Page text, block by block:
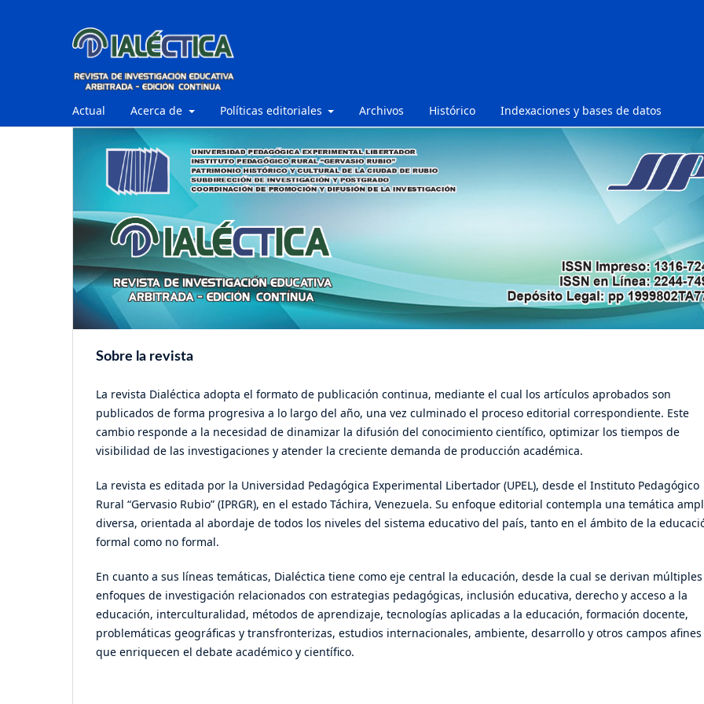
Actual Acerca de Políticas editoriales Archivos Histórico Indexaciones y bases de datos
Sobre la revista
La revista Dialéctica adopta el formato de publicación continua, mediante el cual los artículos aprobados son
publicados de forma progresiva a lo largo del año, una vez culminado el proceso editorial correspondiente. Este
cambio responde a la necesidad de dinamizar la difusión del conocimiento científico, optimizar los tiempos de
visibilidad de las investigaciones y atender la creciente demanda de producción académica.
La revista es editada por la Universidad Pedagógica Experimental Libertador (UPEL), desde el Instituto Pedagógico
Rural “Gervasio Rubio” (IPRGR), en el estado Táchira, Venezuela. Su enfoque editorial contempla una temática
diversa, orientada al abordaje de todos los niveles del sistema educativo del país, tanto en el ámbito de la
formal como no formal.
En cuanto a sus líneas temáticas, Dialéctica tiene como eje central la educación, desde la cual se derivan múltiples
enfoques de investigación relacionados con estrategias pedagógicas, inclusión educativa, derecho y acceso a la
educación, interculturalidad, métodos de aprendizaje, tecnologías aplicadas a la educación, formación docente,
problemáticas geográficas y transfronterizas, estudios internacionales, ambiente, desarrollo y otros campos afines
que enriquecen el debate académico y científico.